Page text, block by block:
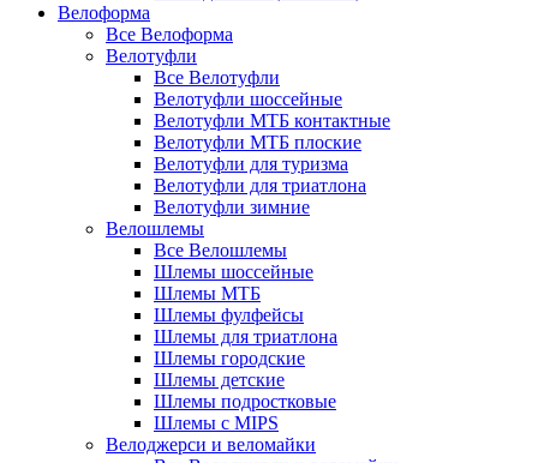
Велоформа
Все Велоформа
Велотуфли
Все Велотуфли
Велотуфли шоссейные
Велотуфли МТБ контактные
Велотуфли МТБ плоские
Велотуфли для туризма
Велотуфли для триатлона
Велотуфли зимние
Велошлемы
Все Велошлемы
Шлемы шоссейные
Шлемы МТБ
Шлемы фулфейсы
Шлемы для триатлона
Шлемы городские
Шлемы детские
Шлемы подростковые
Шлемы с MIPS
Велоджерси и веломайки